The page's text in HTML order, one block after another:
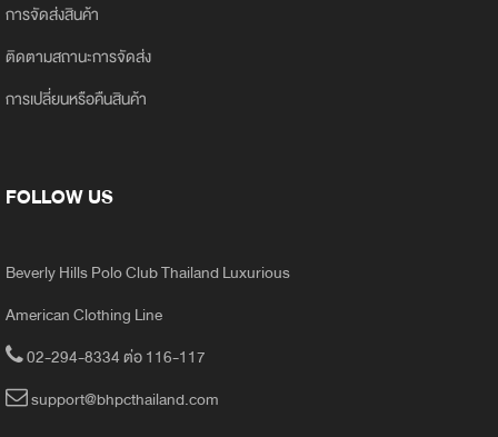
การจัดส่งสินค้า
ติดตามสถานะการจัดส่ง
การเปลี่ยนหรือคืนสินค้า
FOLLOW US
Beverly Hills Polo Club Thailand Luxurious
American Clothing Line
02-294-8334 ต่อ 116-117
support@bhpcthailand.com